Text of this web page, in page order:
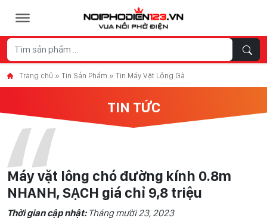
Trang chủ » Tin Sản Phẩm » Tin Máy Vặt Lông Gà
TIN TỨC
Máy vặt lông chó đường kính 0.8m
NHANH, SẠCH giá chỉ 9,8 triệu
Thời gian cập nhật: Tháng mười 23, 2023